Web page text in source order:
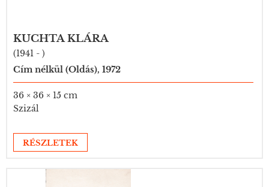
KUCHTA KLÁRA
(1941 - )
Cím nélkül (Oldás), 1972
36 × 36 × 15 cm
Szizál
RÉSZLETEK